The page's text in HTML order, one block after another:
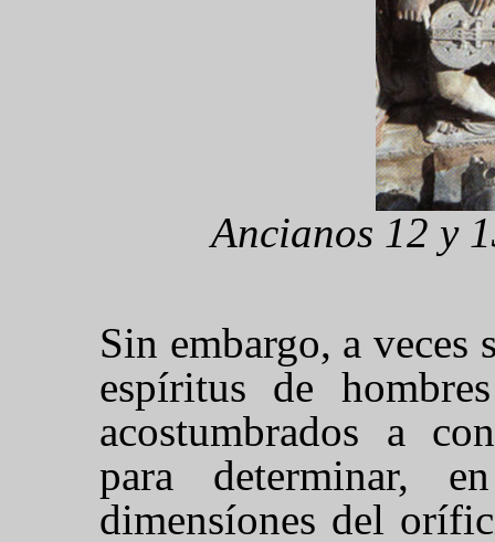
Ancianos 12 y
Sin embargo, a veces
espíritus de
acostumbrados a
para determinar,
dimensíones del